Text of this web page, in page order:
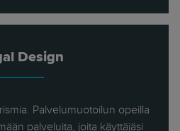
Design
Palvelumuotoilun opeilla
palveluita, joita käyttäjäsi